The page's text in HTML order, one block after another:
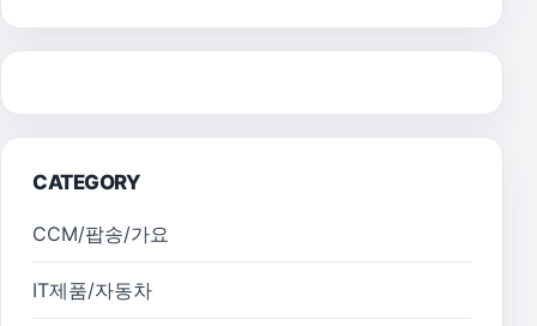
CATEGORY
CCM/팝송/가요
IT제품/자동차